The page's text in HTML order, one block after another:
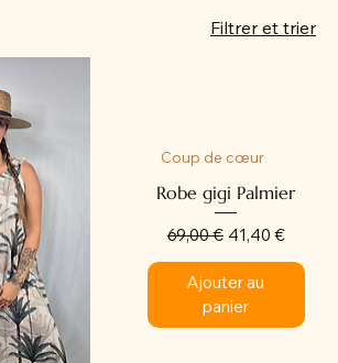
Filtrer et trier
Coup de cœur
Robe gigi Palmier
Prix original
69,00 € Prix
41,40 €
Ajouter au
panier